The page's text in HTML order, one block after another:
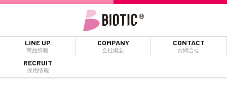
LINE UP
商品情報
COMPANY
会社概要
CONTACT
お問合せ
RECRUIT
採用情報